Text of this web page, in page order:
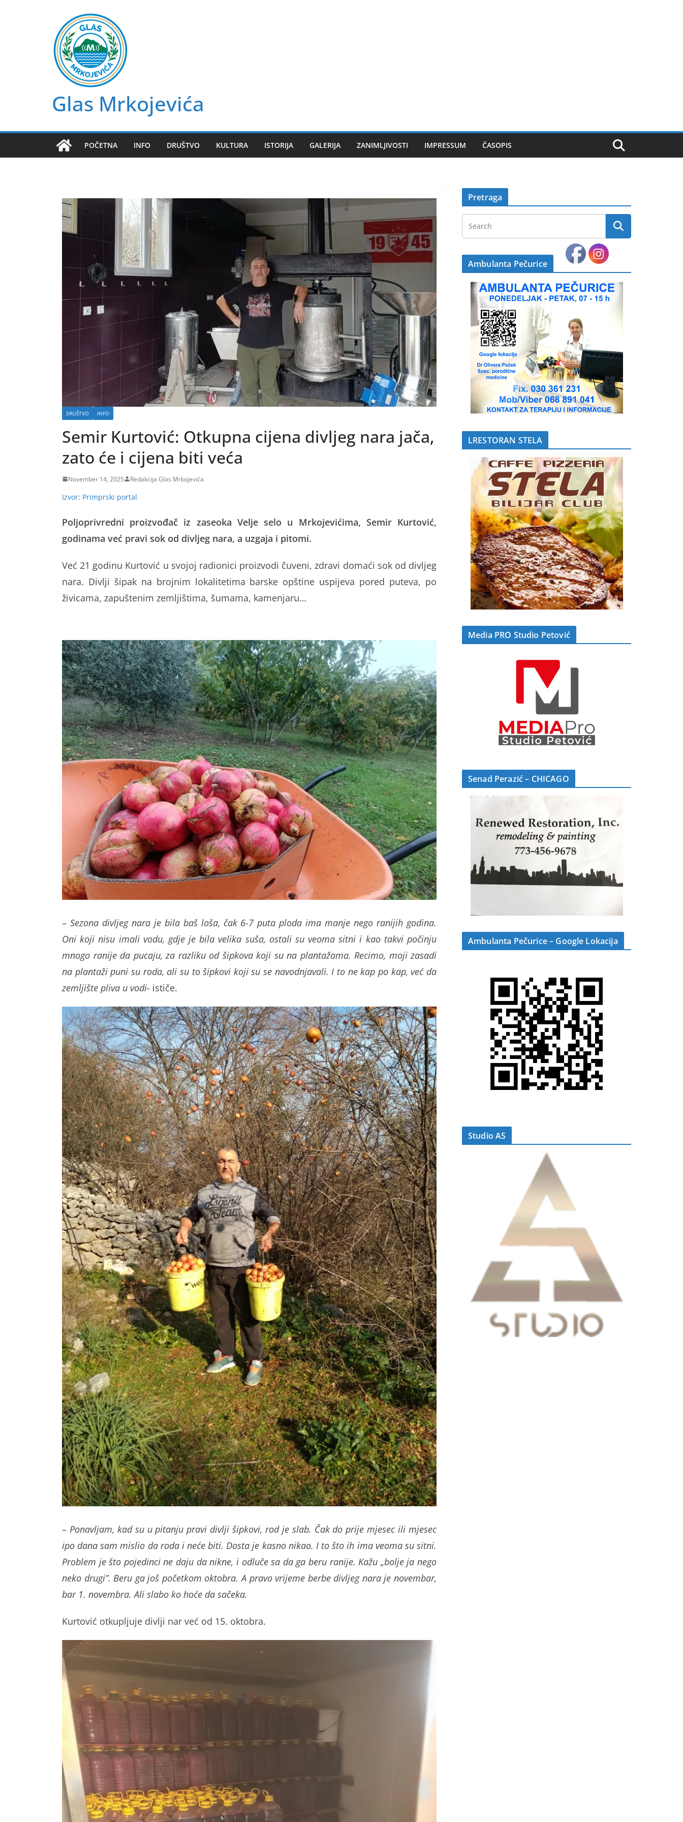
Glas Mrkojevića
POČETNA INFO DRUŠTVO KULTURA ISTORIJA GALERIJA ZANIMLJIVOSTI IMPRESSUM ČASOPIS
DRUŠTVO INFO
Semir Kurtović: Otkupna cijena divljeg nara jača,
zato će i cijena biti veća
November 14, 2025 Redakcija Glas Mrkojevića
Izvor: Primprski portal
Poljoprivredni proizvođač iz zaseoka Velje selo u Mrkojevićima, Semir Kurtović,
godinama već pravi sok od divljeg nara, a uzgaja i pitomi.
Već 21 godinu Kurtović u svojoj radionici proizvodi čuveni, zdravi domaći sok od divljeg
nara. Divlji šipak na brojnim lokalitetima barske opštine uspijeva pored puteva, po
živicama, zapuštenim zemljištima, šumama, kamenjaru…
– Sezona divljeg nara je bila baš loša, čak 6-7 puta ploda ima manje nego ranijih godina.
Oni koji nisu imali vodu, gdje je bila velika suša, ostali su veoma sitni i kao takvi počinju
mnogo ranije da pucaju, za razliku od šipkova koji su na plantažama. Recimo, moji zasadi
na plantaži puni su roda, ali su to šipkovi koji su se navodnjavali. I to ne kap po kap, već da
zemljište pliva u vodi- ističe.
– Ponavljam, kad su u pitanju pravi divlji šipkovi, rod je slab. Čak do prije mjesec ili mjesec
ipo dana sam mislio da roda i neće biti. Dosta je kasno nikao. I to što ih ima veoma su sitni.
Problem je što pojedinci ne daju da nikne, i odluče sa da ga beru ranije. Kažu „bolje ja nego
neko drugi”. Beru ga još početkom oktobra. A pravo vrijeme berbe divljeg nara je novembar,
bar 1. novembra. Ali slabo ko hoće da sačeka.
Kurtović otkupljuje divlji nar već od 15. oktobra.
Pretraga
Ambulanta Pečurice
LRESTORAN STELA
Media PRO Studio Petović
Senad Perazić – CHICAGO
Ambulanta Pečurice – Google Lokacija
Studio AS